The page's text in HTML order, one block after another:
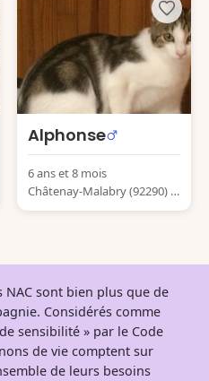
Alphonse
6 ans et 8 mois
Châtenay-Malabry (92290) F
rance
NAC sont bien plus que de
Considérés comme
sensibilité » par le Code
de vie comptent sur
de leurs besoins